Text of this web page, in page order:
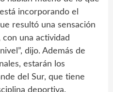
incorporando el
resultó una sensación
una actividad
dijo. Además de
estarán los
del Sur, que tiene